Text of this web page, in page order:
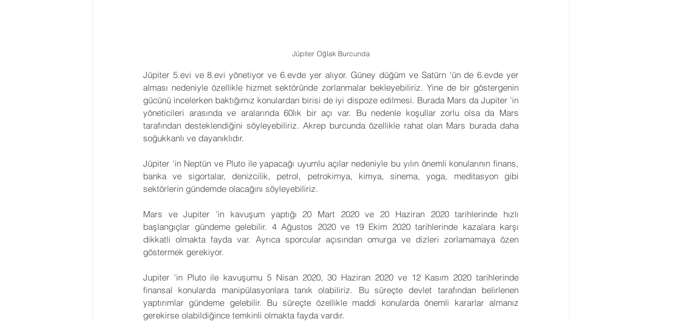
Jüpiter Oğlak Burcunda
Jüpiter 5.evi ve 8.evi yönetiyor ve 6.evde yer alıyor. Güney düğüm ve Satürn 'ün de 6.evde yer
alması nedeniyle özellikle hizmet sektöründe zorlanmalar bekleyebiliriz. Yine de bir göstergenin
gücünü incelerken baktığımız konulardan birisi de iyi dispoze edilmesi. Burada Mars da Jupiter 'in
yöneticileri arasında ve aralarında 60lık bir açı var. Bu nedenle koşullar zorlu olsa da Mars
tarafından desteklendiğini söyleyebiliriz. Akrep burcunda özellikle rahat olan Mars burada daha
soğukkanlı ve dayanıklıdır.
Jüpiter 'in Neptün ve Pluto ile yapacağı uyumlu açılar nedeniyle bu yılın önemli konularının finans,
banka ve sigortalar, denizcilik, petrol, petrokimya, kimya, sinema, yoga, meditasyon gibi
sektörlerin gündemde olacağını söyleyebiliriz.
Mars ve Jupiter 'in kavuşum yaptığı 20 Mart 2020 ve 20 Haziran 2020 tarihlerinde hızlı
başlangıçlar gündeme gelebilir. 4 Ağustos 2020 ve 19 Ekim 2020 tarihlerinde kazalara karşı
dikkatli olmakta fayda var. Ayrıca sporcular açısından omurga ve dizleri zorlamamaya özen
göstermek gerekiyor.
Jupiter 'in Pluto ile kavuşumu 5 Nisan 2020, 30 Haziran 2020 ve 12 Kasım 2020 tarihlerinde
finansal konularda manipülasyonlara tanık olabiliriz. Bu süreçte devlet tarafından belirlenen
yaptırımlar gündeme gelebilir. Bu süreçte özellikle maddi konularda önemli kararlar almanız
gerekirse olabildiğince temkinli olmakta fayda vardır.